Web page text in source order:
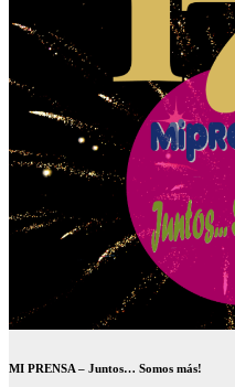
MI PRENSA – Juntos… Somos más!